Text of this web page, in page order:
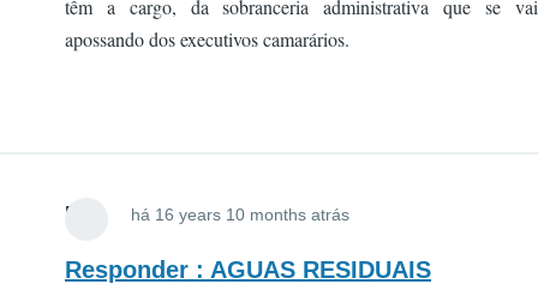
têm a cargo, da sobranceria administrativa que se vai
apossando dos executivos camarários.
FOX há 16 years 10 months atrás
Responder : AGUAS RESIDUAIS